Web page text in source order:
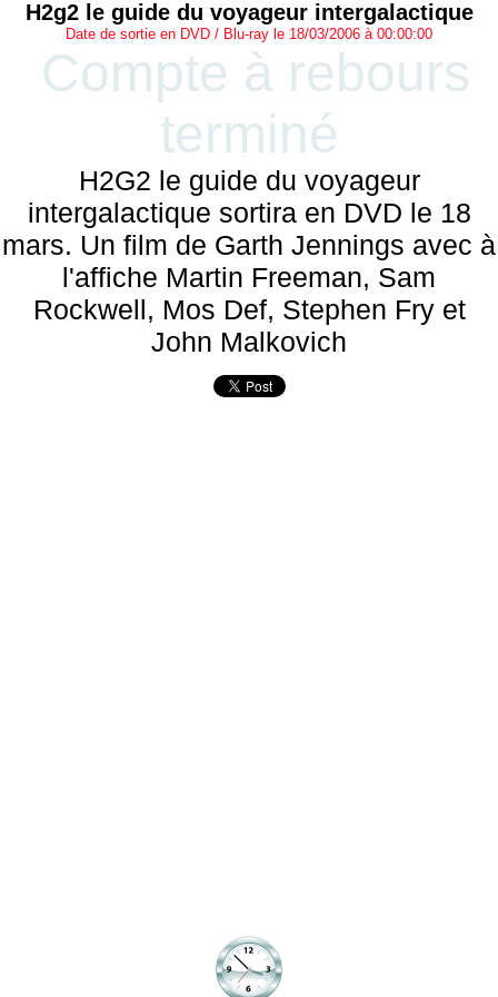
H2g2 le guide du voyageur intergalactique
Date de sortie en DVD / Blu-ray le 18/03/2006 à 00:00:00
Compte à rebours
terminé
H2G2 le guide du voyageur
intergalactique sortira en DVD le 18
mars. Un film de Garth Jennings avec à
l'affiche Martin Freeman, Sam
Rockwell, Mos Def, Stephen Fry et
John Malkovich